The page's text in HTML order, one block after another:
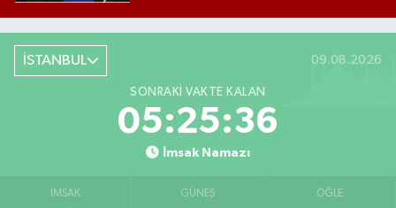
İSTANBUL 09.08.2026
SONRAKI VAKTE KALAN
05:25:35
İmsak Namazı
İMSAK GÜNEŞ ÖĞLE